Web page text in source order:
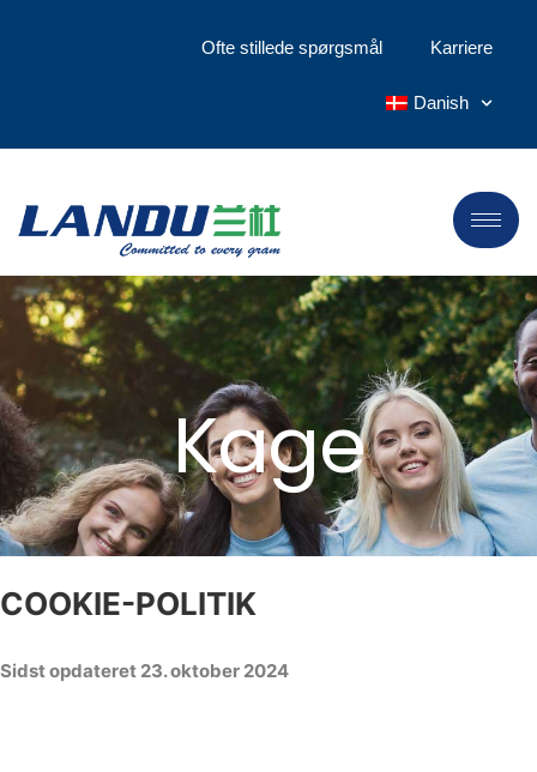
Ofte stillede spørgsmål Karriere
Danish
Kage
COOKIE-POLITIK
Sidst opdateret 23. oktober 2024